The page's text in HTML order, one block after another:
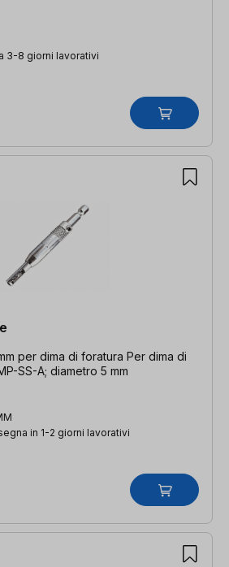
3-8 giorni lavorativi
per dima di foratura Per dima di
SS-A; diametro 5 mm
in 1-2 giorni lavorativi